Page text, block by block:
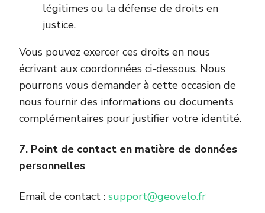
légitimes ou la défense de droits en
justice.
Vous pouvez exercer ces droits en nous
écrivant aux coordonnées ci-dessous. Nous
pourrons vous demander à cette occasion de
nous fournir des informations ou documents
complémentaires pour justifier votre identité.
7. Point de contact en matière de données
personnelles
Email de contact : support@geovelo.fr